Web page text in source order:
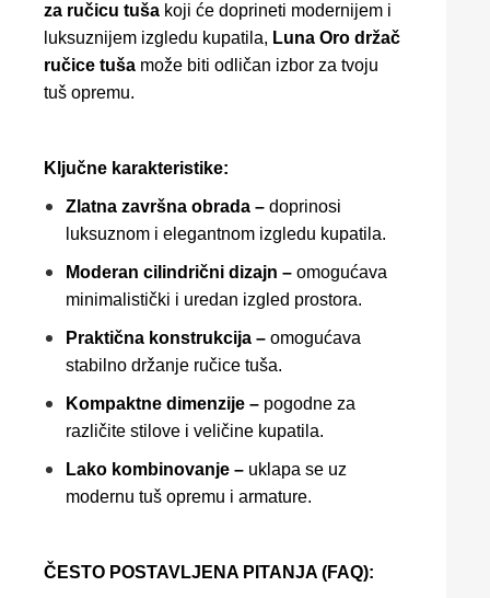
za ručicu tuša koji će doprineti modernijem i
luksuznijem izgledu kupatila, Luna Oro držač
ručice tuša može biti odličan izbor za tvoju
tuš opremu.
Ključne karakteristike:
Zlatna završna obrada – doprinosi
luksuznom i elegantnom izgledu kupatila.
Moderan cilindrični dizajn – omogućava
minimalistički i uredan izgled prostora.
Praktična konstrukcija – omogućava
stabilno držanje ručice tuša.
Kompaktne dimenzije – pogodne za
različite stilove i veličine kupatila.
Lako kombinovanje – uklapa se uz
modernu tuš opremu i armature.
ČESTO POSTAVLJENA PITANJA (FAQ):